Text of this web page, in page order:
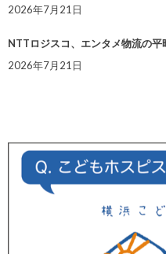
2026年7月21日
NTTロジスコ、エンタメ物流の
2026年7月21日